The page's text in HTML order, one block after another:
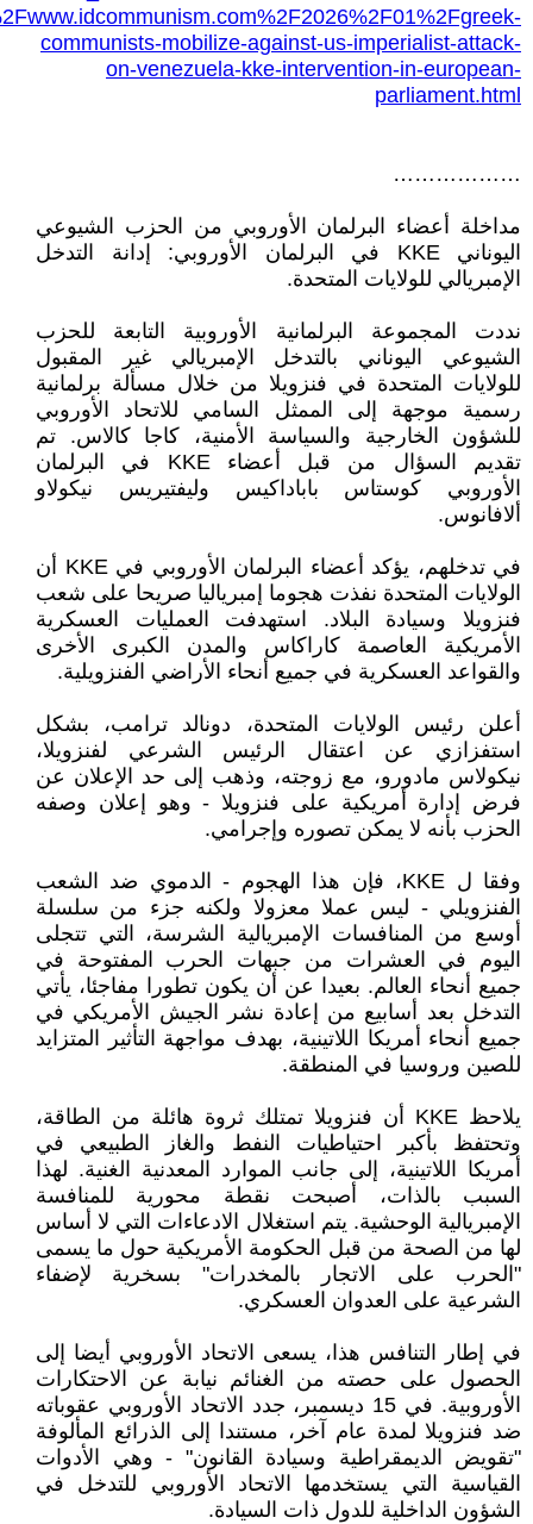
communists-mobilize-against-us-imperialist-attack-
on-venezuela-kke-intervention-in-european-
parliament.html
………………
مداخلة أعضاء البرلمان الأوروبي من الحزب الشيوعي
اليوناني KKE في البرلمان الأوروبي: إدانة التدخل
الإمبريالي للولايات المتحدة.
نددت المجموعة البرلمانية الأوروبية التابعة للحزب
الشيوعي اليوناني بالتدخل الإمبريالي غير المقبول
للولايات المتحدة في فنزويلا من خلال مسألة برلمانية
رسمية موجهة إلى الممثل السامي للاتحاد الأوروبي
للشؤون الخارجية والسياسة الأمنية، كاجا كالاس. تم
تقديم السؤال من قبل أعضاء KKE في البرلمان
الأوروبي كوستاس باباداكيس وليفتيريس نيكولاو
ألافانوس.
في تدخلهم، يؤكد أعضاء البرلمان الأوروبي في KKE أن
الولايات المتحدة نفذت هجوما إمبرياليا صريحا على شعب
فنزويلا وسيادة البلاد. استهدفت العمليات العسكرية
الأمريكية العاصمة كاراكاس والمدن الكبرى الأخرى
والقواعد العسكرية في جميع أنحاء الأراضي الفنزويلية.
أعلن رئيس الولايات المتحدة، دونالد ترامب، بشكل
استفزازي عن اعتقال الرئيس الشرعي لفنزويلا،
نيكولاس مادورو، مع زوجته، وذهب إلى حد الإعلان عن
فرض إدارة أمريكية على فنزويلا - وهو إعلان وصفه
الحزب بأنه لا يمكن تصوره وإجرامي.
وفقا ل KKE، فإن هذا الهجوم - الدموي ضد الشعب
الفنزويلي - ليس عملا معزولا ولكنه جزء من سلسلة
أوسع من المنافسات الإمبريالية الشرسة، التي تتجلى
اليوم في العشرات من جبهات الحرب المفتوحة في
جميع أنحاء العالم. بعيدا عن أن يكون تطورا مفاجئا، يأتي
التدخل بعد أسابيع من إعادة نشر الجيش الأمريكي في
جميع أنحاء أمريكا اللاتينية، بهدف مواجهة التأثير المتزايد
للصين وروسيا في المنطقة.
يلاحظ KKE أن فنزويلا تمتلك ثروة هائلة من الطاقة،
وتحتفظ بأكبر احتياطيات النفط والغاز الطبيعي في
أمريكا اللاتينية، إلى جانب الموارد المعدنية الغنية. لهذا
السبب بالذات، أصبحت نقطة محورية للمنافسة
الإمبريالية الوحشية. يتم استغلال الادعاءات التي لا أساس
لها من الصحة من قبل الحكومة الأمريكية حول ما يسمى
"الحرب على الاتجار بالمخدرات" بسخرية لإضفاء
الشرعية على العدوان العسكري.
في إطار التنافس هذا، يسعى الاتحاد الأوروبي أيضا إلى
الحصول على حصته من الغنائم نيابة عن الاحتكارات
الأوروبية. في 15 ديسمبر، جدد الاتحاد الأوروبي عقوباته
ضد فنزويلا لمدة عام آخر، مستندا إلى الذرائع المألوفة
"تقويض الديمقراطية وسيادة القانون" - وهي الأدوات
القياسية التي يستخدمها الاتحاد الأوروبي للتدخل في
الشؤون الداخلية للدول ذات السيادة.